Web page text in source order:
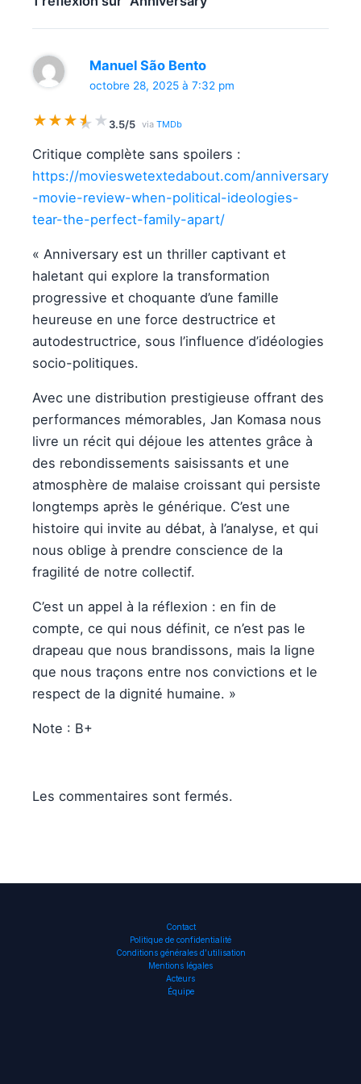
Manuel São Bento
octobre 28, 2025 à 7:32 pm
★★★★
★ ★ 3.5/5 via TMDb
Critique complète sans spoilers :
https://movieswetextedabout.com/anniversary
-movie-review-when-political-ideologies-
tear-the-perfect-family-apart/
« Anniversary est un thriller captivant et
haletant qui explore la transformation
progressive et choquante d’une famille
heureuse en une force destructrice et
autodestructrice, sous l’influence d’idéologies
socio-politiques.
Avec une distribution prestigieuse offrant des
performances mémorables, Jan Komasa nous
livre un récit qui déjoue les attentes grâce à
des rebondissements saisissants et une
atmosphère de malaise croissant qui persiste
longtemps après le générique. C’est une
histoire qui invite au débat, à l’analyse, et qui
nous oblige à prendre conscience de la
fragilité de notre collectif.
C’est un appel à la réflexion : en fin de
compte, ce qui nous définit, ce n’est pas le
drapeau que nous brandissons, mais la ligne
que nous traçons entre nos convictions et le
respect de la dignité humaine. »
Note : B+
Les commentaires sont fermés.
Contact
Politique de confidentialité
Conditions générales d’utilisation
Mentions légales
Acteurs
Équipe